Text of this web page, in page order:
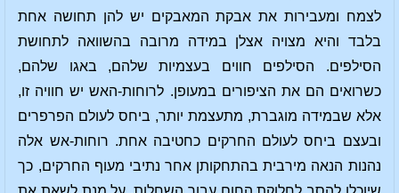
לצמח ומעבירות את אבקת המאבקים יש להן תחושה אחת
בלבד והיא מצויה אצלן במידה מרובה בהשוואה לתחושת
הסילפים. הסילפים חווים בעצמיות שלהם, באגו שלהם,
כשרואים הם את הציפורים במעופן. לרוחות-האש יש חוויה זו,
אלא שבמידה מוגברת, מתעצמת יותר, ביחס לעולם הפרפרים
ובעצם ביחס לעולם החרקים כחטיבה אחת. רוחות-אש אלה
נהנות הנאה מירבית בהתחקותן אחר נתיבי מעוף החרקים, כך